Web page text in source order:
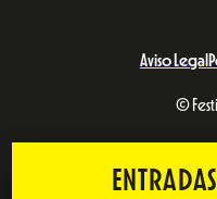
Aviso Legal
©
ENTRADAS